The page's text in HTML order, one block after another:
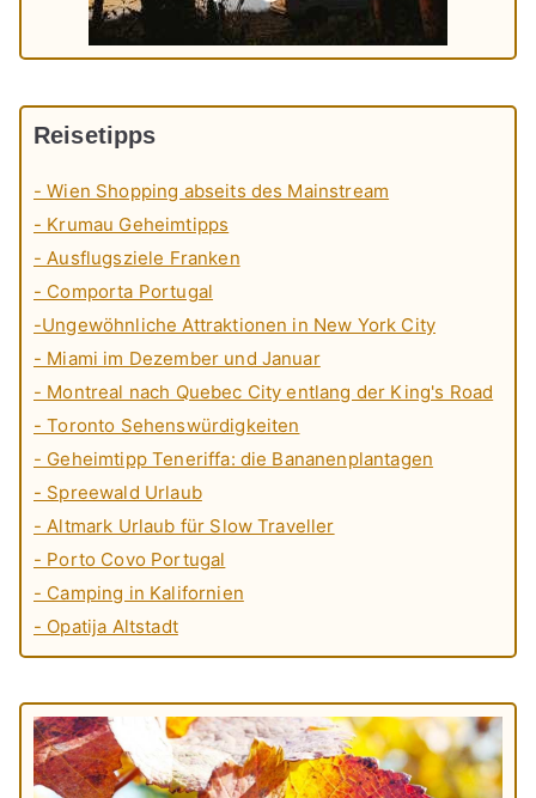
Reisetipps
- Wien Shopping abseits des Mainstream
- Krumau Geheimtipps
- Ausflugsziele Franken
- Comporta Portugal
-Ungewöhnliche Attraktionen in New York City
- Miami im Dezember und Januar
- Montreal nach Quebec City entlang der King's Road
- Toronto Sehenswürdigkeiten
- Geheimtipp Teneriffa: die Bananenplantagen
- Spreewald Urlaub
- Altmark Urlaub für Slow Traveller
- Porto Covo Portugal
- Camping in Kalifornien
- Opatija Altstadt